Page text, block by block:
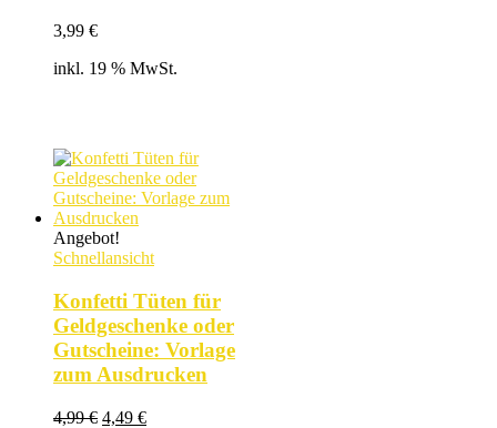
3,99 €
inkl. 19 % MwSt.
Angebot!
Schnellansicht
Konfetti Tüten für
Geldgeschenke oder
Gutscheine: Vorlage
zum Ausdrucken
4,99€ Ursprünglicher
4,49 €Aktueller